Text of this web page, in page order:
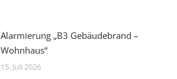
Alarmierung „B3 Gebäudebrand –
Wohnhaus“
15. Juli 2026